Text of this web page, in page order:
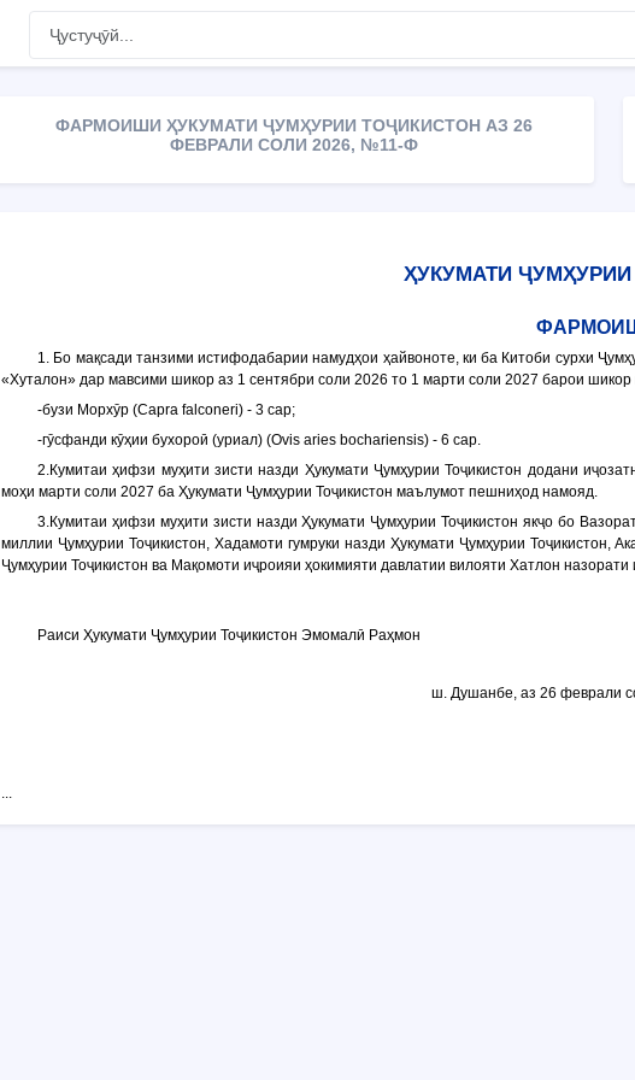
ФАРМОИШИ ҲУКУМАТИ ҶУМҲУРИИ ТОҶИКИСТОН АЗ 26
ФЕВРАЛИ СОЛИ 2026, №11-Ф
ҲУКУМАТИ
1. Бо мақсади танзими истифодабарии намудҳои ҳайвоноте, ки ба Китоби сурхи
«Хуталон» дар мавсими шикор аз 1 сентябри соли 2026 то 1 марти соли 2027 барои
-бузи Морхӯр (Сарra falconeri) - 3 сар;
-гӯсфанди кӯҳии бухороӣ (уриал) (Ovis aries bochariensis) - 6 сар.
2.Кумитаи ҳифзи муҳити зисти назди Ҳукумати Ҷумҳурии Тоҷикистон додани
моҳи марти соли 2027 ба Ҳукумати Ҷумҳурии Тоҷикистон маълумот пешниҳод намояд.
3.Кумитаи ҳифзи муҳити зисти назди Ҳукумати Ҷумҳурии Тоҷикистон якҷо бо
миллии Ҷумҳурии Тоҷикистон, Хадамоти гумруки назди Ҳукумати Ҷумҳурии Тоҷикистон,
Ҷумҳурии Тоҷикистон ва Мақомоти иҷроияи ҳокимияти давлатии вилояти Хатлон
Раиси Ҳукумати Ҷумҳурии Тоҷикистон Эмомалӣ Раҳмон
ш. Душанбе, аз 26 феврали
...